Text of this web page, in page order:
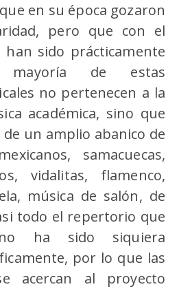
en su época gozaron
pero que con el
han sido prácticamente
mayoría de estas
no pertenecen a la
académica, sino que
un amplio abanico de
samacuecas,
vidalitas, flamenco,
música de salón, de
todo el repertorio que
no ha sido siquiera
por lo que las
acercan al proyecto